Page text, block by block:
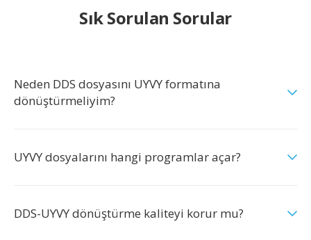
Sık Sorulan Sorular
Neden DDS dosyasını UYVY formatına
dönüştürmeliyim?
UYVY dosyalarını hangi programlar açar?
DDS-UYVY dönüştürme kaliteyi korur mu?